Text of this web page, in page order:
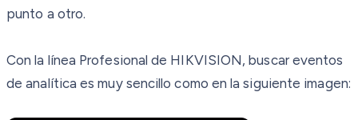
punto a otro.
Con la línea Profesional de HIKVISION, buscar eventos
de analítica es muy sencillo como en la siguiente imagen: